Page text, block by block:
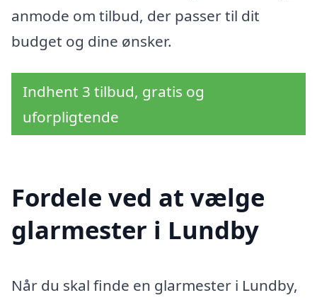
anmode om tilbud, der passer til dit
budget og dine ønsker.
Indhent 3 tilbud, gratis og
uforpligtende
Fordele ved at vælge
glarmester i Lundby
Når du skal finde en glarmester i Lundby,